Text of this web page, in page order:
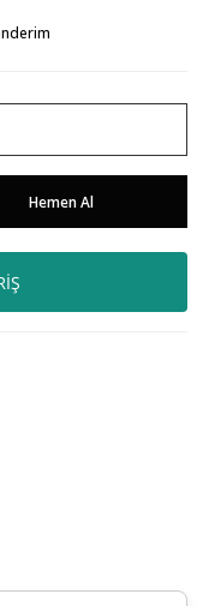
Hemen Al